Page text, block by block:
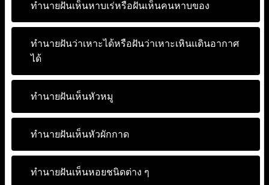
ทำนายฝันเห็นหาบเร่หรือฝันเห็นคนหาบของ
ทำนายฝันว่าเหาะได้หรือฝันว่าเหาะเหินเเดินอากาศ
ได้
ทำนายฝันเห็นหัวหมู
ทำนายฝันเห็นหัวผักกาด
ทำนายฝันเห็นหอยชนิดต่าง ๆ